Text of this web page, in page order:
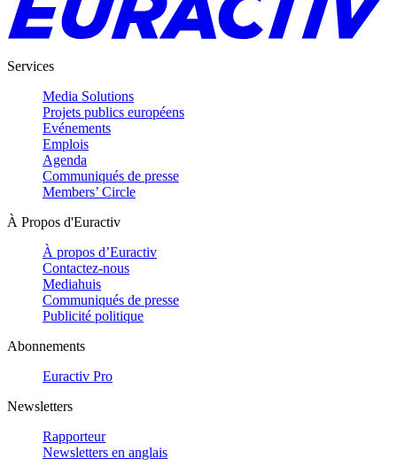
Services
Media Solutions
Projets publics européens
Evénements
Emplois
Agenda
Communiqués de presse
Members’ Circle
À Propos d'Euractiv
À propos d’Euractiv
Contactez-nous
Mediahuis
Communiqués de presse
Publicité politique
Abonnements
Euractiv Pro
Newsletters
Rapporteur
Newsletters en anglais